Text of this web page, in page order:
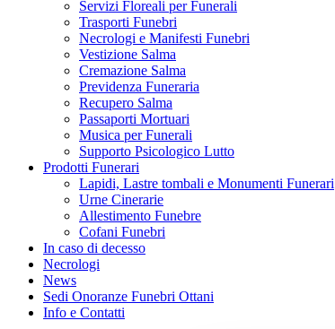
Servizi Floreali per Funerali
Trasporti Funebri
Necrologi e Manifesti Funebri
Vestizione Salma
Cremazione Salma
Previdenza Funeraria
Recupero Salma
Passaporti Mortuari
Musica per Funerali
Supporto Psicologico Lutto
Prodotti Funerari
Lapidi, Lastre tombali e Monumenti Funerari
Urne Cinerarie
Allestimento Funebre
Cofani Funebri
In caso di decesso
Necrologi
News
Sedi Onoranze Funebri Ottani
Info e Contatti